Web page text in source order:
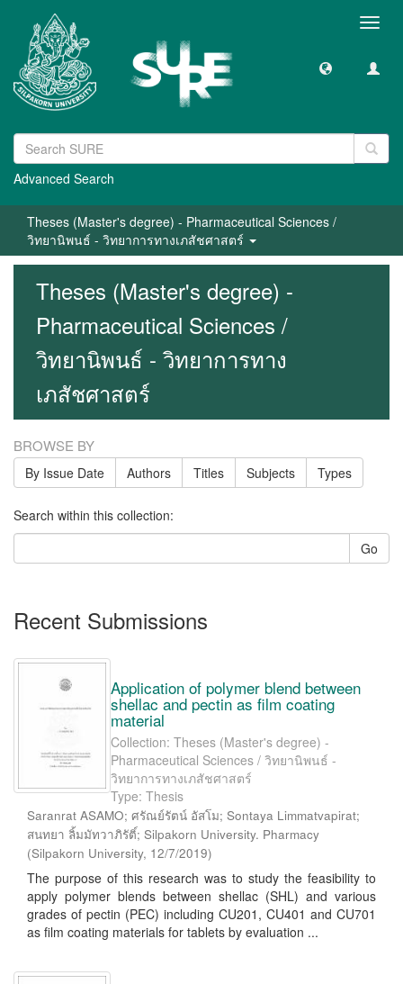
Advanced Search
Theses (Master's degree) - Pharmaceutical Sciences /
วิทยานิพนธ์ - วิทยาการทางเภสัชศาสตร์
Theses (Master's degree) -
Pharmaceutical Sciences /
วิทยานิพนธ์ - วิทยาการทาง
เภสัชศาสตร์
BROWSE BY
By Issue Date Authors Titles Subjects Types
Search within this collection:
Go
Recent Submissions
Application of polymer blend between
shellac and pectin as film coating
material
Collection: Theses (Master's degree) -
Pharmaceutical Sciences / วิทยานิพนธ์ -
วิทยาการทางเภสัชศาสตร์
Type: Thesis
Saranrat ASAMO; ศรัณย์รัตน์ อัสโม; Sontaya Limmatvapirat;
สนทยา ลิ้มมัทวาภิรัติ์; Silpakorn University. Pharmacy
(Silpakorn University, 12/7/2019)
The purpose of this research was to study the feasibility to
apply polymer blends between shellac (SHL) and various
grades of pectin (PEC) including CU201, CU401 and CU701
as film coating materials for tablets by evaluation ...